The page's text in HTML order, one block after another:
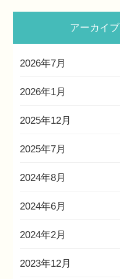
アーカイブ
2026年7月
2026年1月
2025年12月
2025年7月
2024年8月
2024年6月
2024年2月
2023年12月